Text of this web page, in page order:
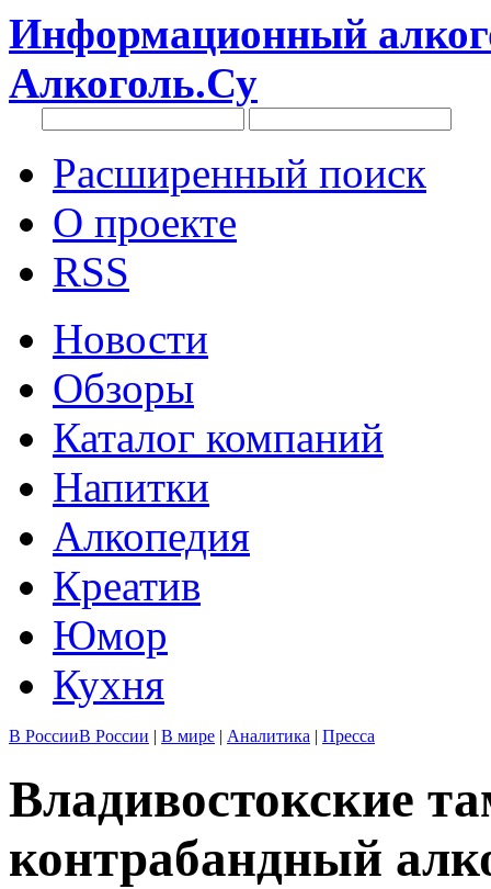
Информационный
Алкоголь.Су
Расширенный поиск
О проекте
RSS
Новости
Обзоры
Каталог компаний
Напитки
Алкопедия
Креатив
Юмор
Кухня
В РоссииВ России | В мире | Аналитика | Пресса
Владивостокские
контрабандный